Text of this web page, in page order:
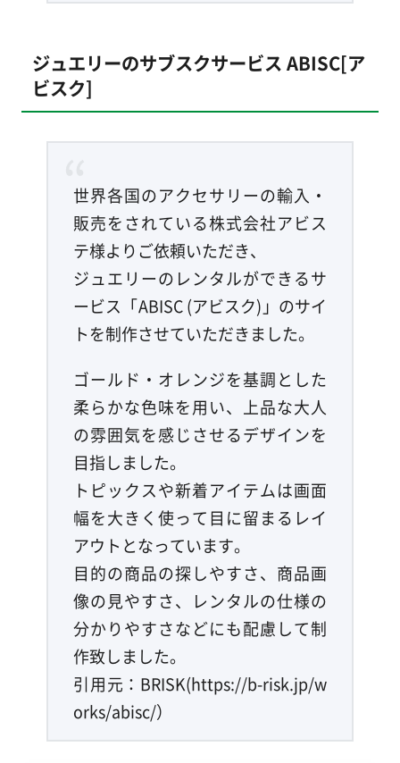
ジュエリーのサブスクサービス ABISC[ア
ビスク]
世界各国のアクセサリーの輸入・
販売をされている株式会社アビス
テ様よりご依頼いただき、
ジュエリーのレンタルができるサ
ービス「ABISC (アビスク)」のサイ
トを制作させていただきました。
ゴールド・オレンジを基調とした
柔らかな色味を用い、上品な大人
の雰囲気を感じさせるデザインを
目指しました。
トピックスや新着アイテムは画面
幅を大きく使って目に留まるレイ
アウトとなっています。
目的の商品の探しやすさ、商品画
像の見やすさ、レンタルの仕様の
分かりやすさなどにも配慮して制
作致しました。
引用元：BRISK(https://b-risk.jp/w
orks/abisc/）